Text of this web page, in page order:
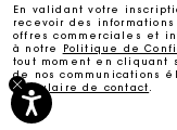
Livraison à
En validant votre
recevoir des
offres commerciales et
à notre
Politique de
tout moment en cliquant
de nos communications
formulaire de contact